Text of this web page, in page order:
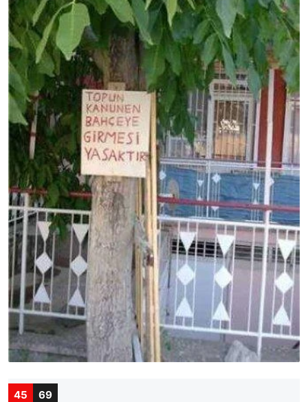
45 69